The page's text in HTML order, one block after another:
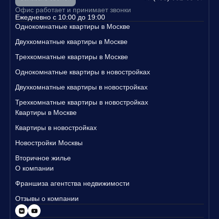
Свяжитесь с нами уже сегодня, чтобы узнать больше о наших п
редложениях и записаться на просмотр квартир!
Офис работает и принимает звонки
Ежедневно с 10:00 до 19:00
Однокомнатные квартиры в Москве
Двухкомнатные квартиры в Москве
Трехкомнатные квартиры в Москве
Однокомнатные квартиры в новостройках
Двухкомнатные квартиры в новостройках
Трехкомнатные квартиры в новостройках
Квартиры в Москве
Квартиры в новостройках
Новостройки Москвы
Вторичное жилье
О компании
Франшиза агентства недвижимости
Отзывы о компании